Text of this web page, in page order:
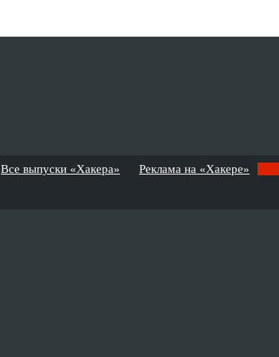
Все выпуски «Хакера» Реклама на «Хакере»